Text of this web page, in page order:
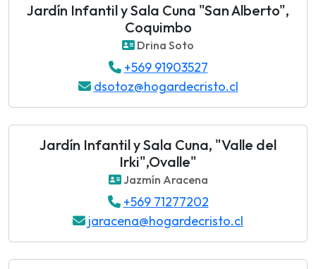
Jardín Infantil y Sala Cuna "San Alberto",
Coquimbo
Drina Soto
+569 91903527
dsotoz@hogardecristo.cl
Jardín Infantil y Sala Cuna, "Valle del
Irki",Ovalle"
Jazmín Aracena
+569 71277202
jaracena@hogardecristo.cl